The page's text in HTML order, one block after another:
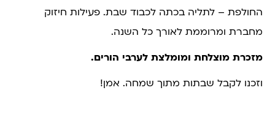
החולפת – לתליה בכתה לכבוד שבת. פעילות חיזוק
מחברת ומרוממת לאורך כל השנה.
מזכרת מוצלחת ומומלצת לערבי הורים.
וזכנו לקבל שבתות מתוך שמחה. אמן!